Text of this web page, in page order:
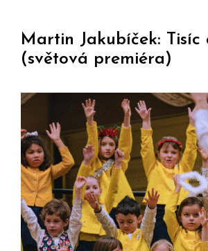
Martin Jakubíček: Tisíc
(světová premiéra)